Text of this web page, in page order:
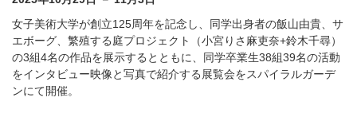
女子美術大学が創立125周年を記念し、同学出身者の飯山由貴、サ
エボーグ、繁殖する庭プロジェクト（小宮りさ麻吏奈+鈴木千尋）
の3組4名の作品を展示するとともに、同学卒業生38組39名の活動
をインタビュー映像と写真で紹介する展覧会をスパイラルガーデ
ンにて開催。